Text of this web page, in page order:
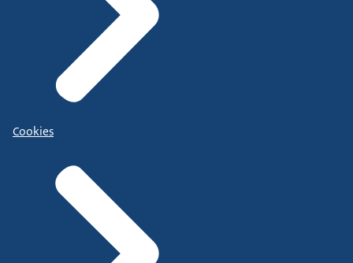
Cookies